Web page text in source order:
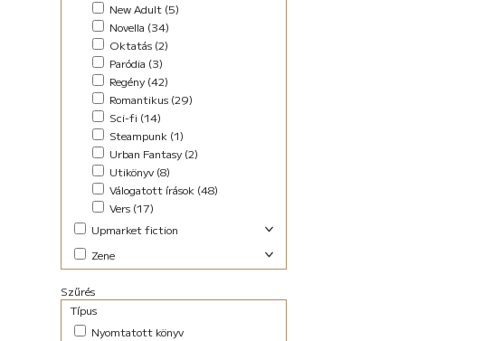
New Adult (5)
Novella (34)
Oktatás (2)
Paródia (3)
Regény (42)
Romantikus (29)
Sci-fi (14)
Steampunk (1)
Urban Fantasy (2)
Utikönyv (8)
Válogatott írások (48)
Vers (17)
Upmarket fiction
Abszurd (9)
Akció (22)
Blogregény (2)
Zene
Szűrés
Típus
Nyomtatott könyv